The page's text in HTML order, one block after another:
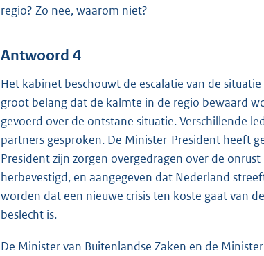
regio? Zo nee, waarom niet?
Antwoord 4
Het kabinet beschouwt de escalatie van de
groot belang dat de kalmte in de regio bewaard
gevoerd over de ontstane situatie. Verschillende
partners gesproken. De Minister-President heeft
President zijn zorgen overgedragen over de
herbevestigd, en aangegeven dat Nederland
worden dat een nieuwe crisis ten koste gaat van
beslecht is.
De Minister van Buitenlandse Zaken en de